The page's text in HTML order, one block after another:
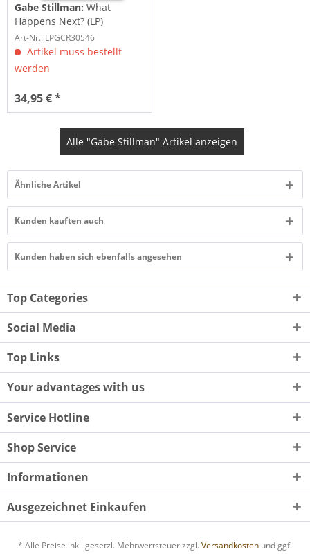
Gabe Stillman:What
Happens Next? (LP)
Art-Nr.: LPGCR30546
Artikel muss bestellt
werden
34,95 € *
Alle "Gabe Stillman" Artikel anzeigen
Ähnliche Artikel
Kunden kauften auch
Kunden haben sich ebenfalls angesehen
Top Categories
Social Media
Top Links
Your advantages with us
Service Hotline
Shop Service
Informationen
Ausgezeichnet Einkaufen
* Alle Preise inkl. gesetzl. Mehrwertsteuer zzgl. Versandkosten und ggf.